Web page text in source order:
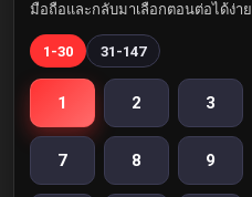
มือถือและกลับมาเลือกตอนต่อได้ง่าย
1-30 31-147
1 2 3
7 8 9